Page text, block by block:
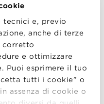
tecnici e, previo
anche di terze
corretto
e ottimizzare
Puoi esprimere il tuo
tutti i cookie” o
assenza di cookie o
Innovation
di
di Bologna
MASTER DIALOGUE